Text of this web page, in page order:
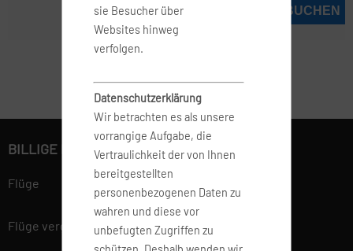
JETZT BUCHEN
sie Besucher über
Websites hinweg
verfolgen.
Datenschutzerklärung
Wir betrachten es als unsere
vorrangige Aufgabe, die
Vertraulichkeit der von Ihnen
bereitgestellten
personenbezogenen Daten zu
wahren und diese vor
unbefugten Zugriffen zu
BILLIGE FLÜGE BUCHEN
Flüge
Flüge vergleichen